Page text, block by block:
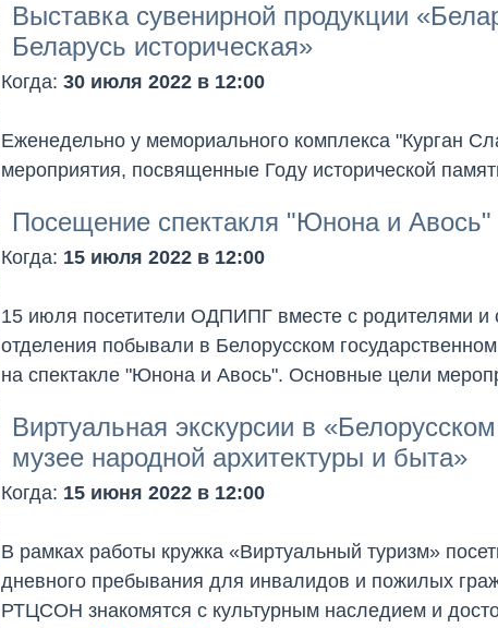
Выставка сувенирной продукции
Беларусь историческая»
Когда: 30 июля 2022 в 12:00
Еженедельно у мемориального комплекса "Курган
мероприятия, посвященные Году исторической
Посещение спектакля "Юнона и Авось"
Когда: 15 июля 2022 в 12:00
15 июля посетители ОДПИПГ вместе с родителями и
отделения побывали в Белорусском
на спектакле "Юнона и Авось". Основные цели
Виртуальная экскурсии в
музее народной архитектуры и быта»
Когда: 15 июня 2022 в 12:00
В рамках работы кружка «Виртуальный туризм»
дневного пребывания для инвалидов и пожилых
РТЦСОН знакомятся с культурным наследием и